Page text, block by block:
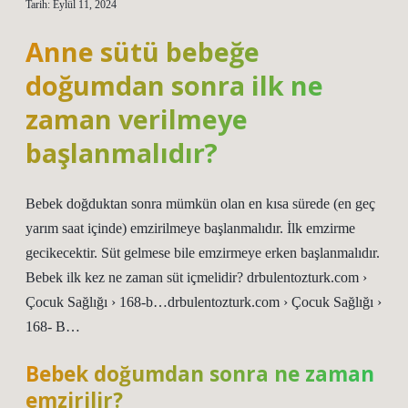
Tarih: Eylül 11, 2024
Anne sütü bebeğe
doğumdan sonra ilk ne
zaman verilmeye
başlanmalıdır?
Bebek doğduktan sonra mümkün olan en kısa sürede (en geç
yarım saat içinde) emzirilmeye başlanmalıdır. İlk emzirme
gecikecektir. Süt gelmese bile emzirmeye erken başlanmalıdır.
Bebek ilk kez ne zaman süt içmelidir? drbulentozturk.com ›
Çocuk Sağlığı › 168-b…drbulentozturk.com › Çocuk Sağlığı ›
168- B…
Bebek doğumdan sonra ne zaman
emzirilir?